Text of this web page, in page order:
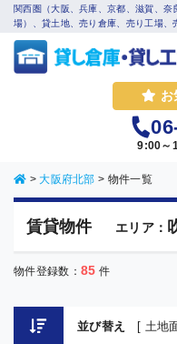
関西圏（大阪、兵庫、京都、滋賀、
場）、貸土地、売り倉庫、売り工場
お
9:00～
>大阪府北部 > 物件一覧
賃貸物件 エリア：
物件登録数： 85 件
並び替え [ 土地